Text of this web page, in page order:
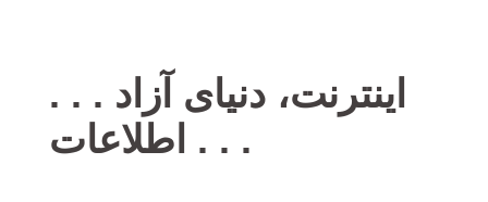
. . . اینترنت، دنیای آزاد
اطلاعات . . .